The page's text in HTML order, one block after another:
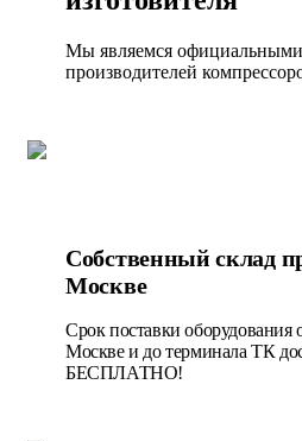
Мы являемся
производителей
Собственный склад
Москве
Срок поставки оборудования
Москве и до терминала ТК
БЕСПЛАТНО!